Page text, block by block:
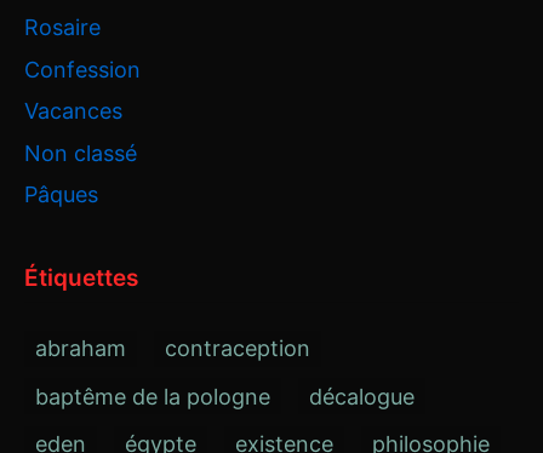
Rosaire
Confession
Vacances
Non classé
Pâques
Étiquettes
abraham
contraception
baptême de la pologne
décalogue
eden
égypte existence
philosophie